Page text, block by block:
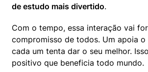
de estudo mais divertido.
Com o tempo, essa interação vai
compromisso de todos. Um apoia o
cada um tenta dar o seu melhor.
positivo que beneficia todo mundo.